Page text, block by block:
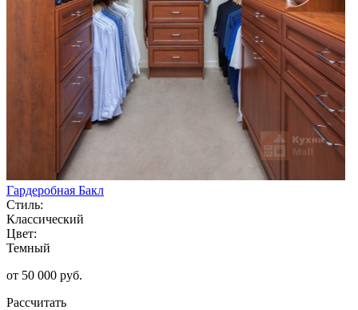
Гардеробная Бакл
Стиль:
Классический
Цвет:
Темный
от 50 000 руб.
Рассчитать